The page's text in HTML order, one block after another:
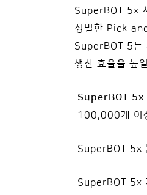
SuperBOT 5x 시
정밀한 Pick and
SuperBOT 5는 시간
생산 효율을 높일
SuperBOT 5x
100,000개 이상의
SuperBOT 5x 는
SuperBOT 5x 지